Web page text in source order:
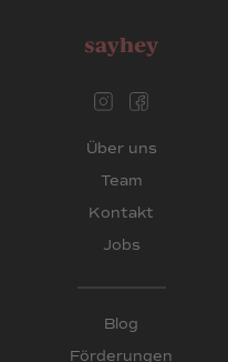
Über uns
Team
Kontakt
Jobs
Blog
Förderungen